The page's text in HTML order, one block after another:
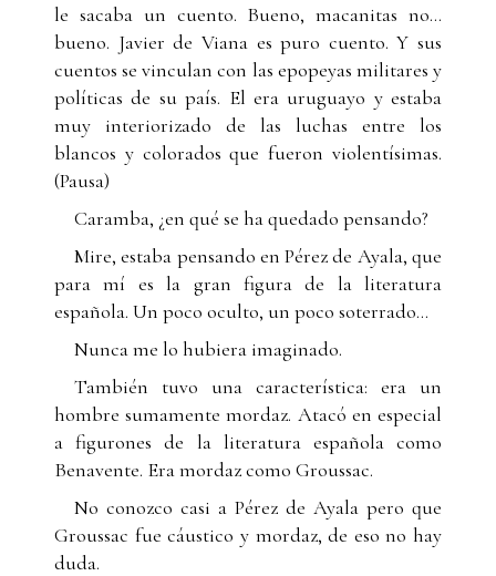
le sacaba un cuento. Bueno, macanitas no...
bueno. Javier de Viana es puro cuento. Y sus
cuentos se vinculan con las epopeyas militares y
políticas de su país. El era uruguayo y estaba
muy interiorizado de las luchas entre los
blancos y colorados que fueron violentísimas.
(Pausa)
Caramba, ¿en qué se ha quedado pensando?
Mire, estaba pensando en Pérez de Ayala, que
para mí es la gran figura de la literatura
española. Un poco oculto, un poco soterrado...
Nunca me lo hubiera imaginado.
También tuvo una característica: era un
hombre sumamente mordaz. Atacó en especial
a figurones de la literatura española como
Benavente. Era mordaz como Groussac.
No conozco casi a Pérez de Ayala pero que
Groussac fue cáustico y mordaz, de eso no hay
duda.